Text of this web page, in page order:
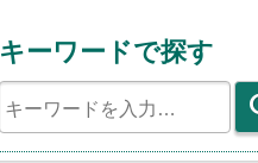
キーワードで探す